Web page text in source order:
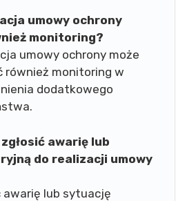
umowy ochrony
monitoring?
umowy ochrony może
również monitoring w
dodatkowego
awarię lub
do realizacji umowy
awarię lub sytuację